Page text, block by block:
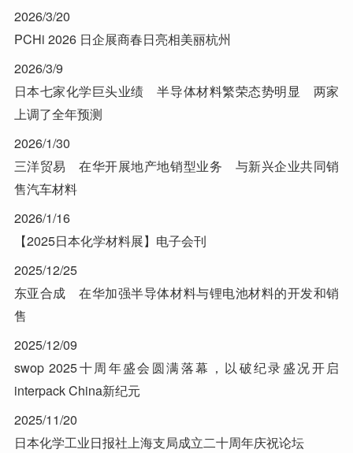
2026/3/20
PCHi 2026 日企展商春日亮相美丽杭州
2026/3/9
日本七家化学巨头业绩 半导体材料繁荣态势明显 两家
上调了全年预测
2026/1/30
三洋贸易 在华开展地产地销型业务 与新兴企业共同销
售汽车材料
2026/1/16
【2025日本化学材料展】电子会刊
2025/12/25
东亚合成 在华加强半导体材料与锂电池材料的开发和销
售
2025/12/09
swop 2025十周年盛会圆满落幕，以破纪录盛况开启
interpack China新纪元
2025/11/20
日本化学工业日报社上海支局成立二十周年庆祝论坛